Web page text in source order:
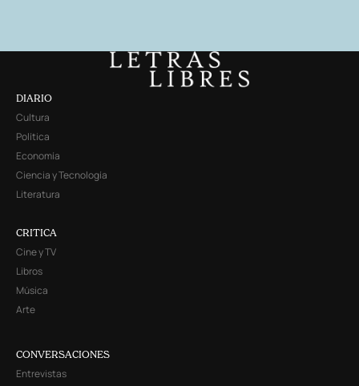
DIARIO
Cultura
Política
Economía
Ciencia y Tecnología
Literatura
CRITICA
Cine y TV
Libros
Música
Arte
CONVERSACIONES
Entrevistas